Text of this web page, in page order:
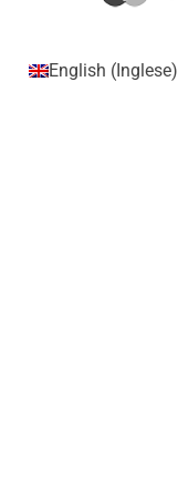
English (Inglese)